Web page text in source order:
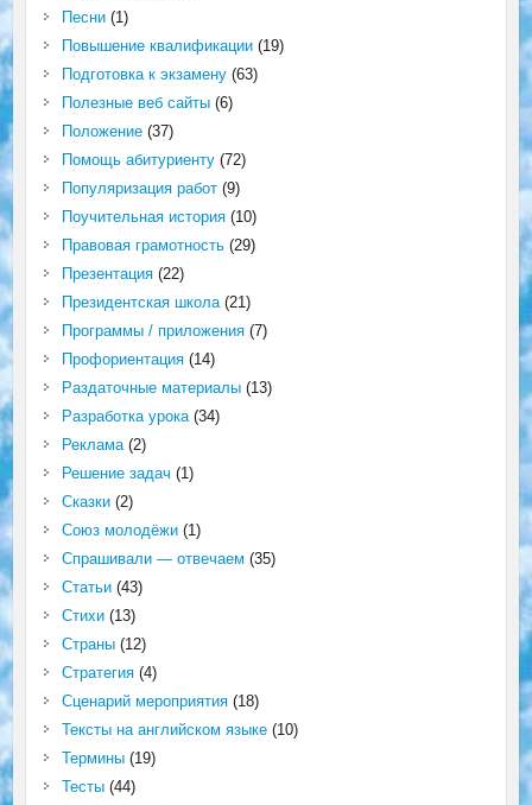
Песни(1)
Повышение квалификации(19)
Подготовка к экзамену(63)
Полезные веб сайты(6)
Положение(37)
Помощь абитуриенту(72)
Популяризация работ(9)
Поучительная история(10)
Правовая грамотность(29)
Презентация(22)
Президентская школа(21)
Программы / приложения(7)
Профориентация(14)
Раздаточные материалы(13)
Разработка урока(34)
Реклама(2)
Решение задач (1)
Сказки(2)
Союз молодёжи(1)
Спрашивали — отвечаем (35)
Статьи(43)
Стихи(13)
Страны(12)
Стратегия(4)
Сценарий мероприятия(18)
Тексты на английском языке(10)
Термины(19)
Тесты(44)